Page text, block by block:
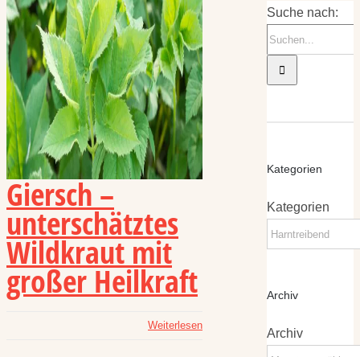
Giersch –
unterschätztes
Wildkraut mit
großer Heilkraft
Weiterlesen
Suche nach:
Kategorien
Kategorien
Archiv
Archiv